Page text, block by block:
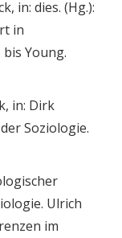
in: dies. (Hg.):
in
Young.
in: Dirk
Soziologie.
Ulrich
im